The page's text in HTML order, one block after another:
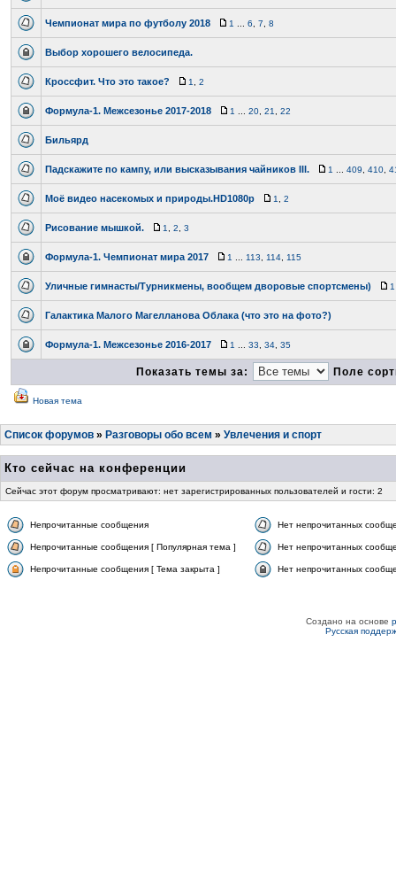
Чемпионат мира по футболу 2018 1 6 7 8
Выбор хорошего велосипеда.
Кроссфит. Что это такое? 1 2
Формула-1. Межсезонье 2017-2018 1 20 21 22
Бильярд
Падскажите по кампу, или высказывания чайников III. 1 409 410
Моё видео насекомых и природы.HD1080p 1 2
Рисование мышкой. 1 2 3
Формула-1. Чемпионат мира 2017 1 113 114 115
Уличные гимнасты/Турникмены, вообщем дворовые спортсмены) 1
Галактика Малого Магелланова Облака (что это на фото?)
Формула-1. Межсезонье 2016-2017 1 33 34 35
Показать темы за: Поле
Новая тема
Список форумов » Разговоры обо всем » Увлечения и спорт
Кто сейчас на конференции
Сейчас этот форум просматривают: нет зарегистрированных пользователей и гости: 2
Непрочитанные сообщения Нет непрочитанных
Непрочитанные сообщения [ Популярная тема ] Нет непрочитанных
Непрочитанные сообщения [ Тема закрыта ] Нет непрочитанных
Создано на основе
Русская